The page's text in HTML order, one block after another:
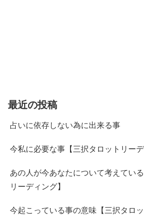
最近の投稿
占いに依存しない為に出来る事
今私に必要な事【三択タロットリーデ
あの人が今あなたについて考えてい
リーディング】
今起こっている事の意味【三択タロッ